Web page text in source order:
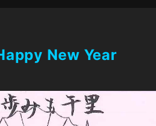
New Year